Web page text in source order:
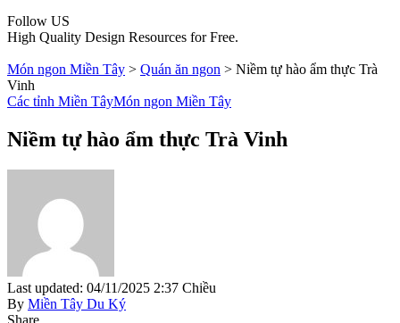
Follow US
High Quality Design Resources for Free.
Món ngon Miền Tây > Quán ăn ngon > Niềm tự hào ẩm thực Trà
Vinh
Các tỉnh Miền TâyMón ngon Miền Tây
Niềm tự hào ẩm thực Trà Vinh
Last updated: 04/11/2025 2:37 Chiều
By Miền Tây Du Ký
Share